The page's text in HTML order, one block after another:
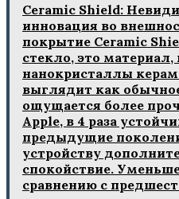
Ceramic Shield:
инновация во
покрытие Ceramic
стекло‚ это
нанокристаллы
выглядит как
ощущается более
Apple‚ в 4 раза
предыдущие
устройству
спокойствие.
сравнению с